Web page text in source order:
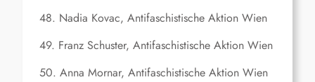
48. Nadia Kovac, Antifaschistische Aktion Wien
49. Franz Schuster, Antifaschistische Aktion Wien
50. Anna Mornar, Antifaschistische Aktion Wien